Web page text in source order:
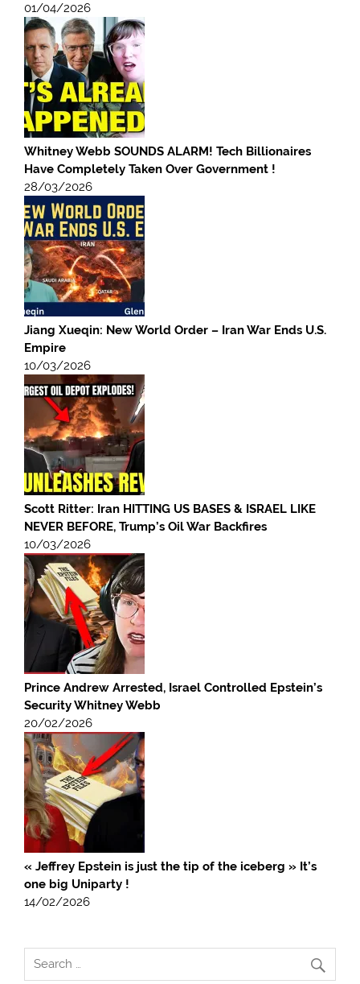
01/04/2026
Whitney Webb SOUNDS ALARM! Tech Billionaires
Have Completely Taken Over Government !
28/03/2026
Jiang Xueqin: New World Order – Iran War Ends U.S.
Empire
10/03/2026
Scott Ritter: Iran HITTING US BASES & ISRAEL LIKE
NEVER BEFORE, Trump’s Oil War Backfires
10/03/2026
Prince Andrew Arrested, Israel Controlled Epstein’s
Security Whitney Webb
20/02/2026
« Jeffrey Epstein is just the tip of the iceberg » It’s
one big Uniparty !
14/02/2026